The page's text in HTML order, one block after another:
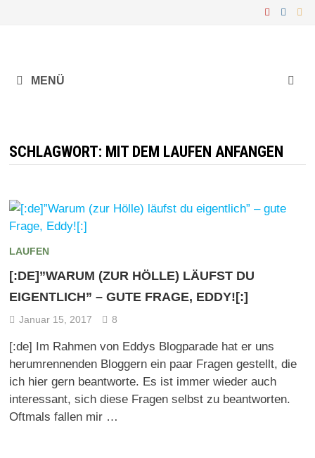
MENÜ
SCHLAGWORT: MIT DEM LAUFEN ANFANGEN
LAUFEN
[:DE]”WARUM (ZUR HÖLLE) LÄUFST DU
EIGENTLICH” – GUTE FRAGE, EDDY![:]
Januar 15, 2017 8
[:de] Im Rahmen von Eddys Blogparade hat er uns
herumrennenden Bloggern ein paar Fragen gestellt, die
ich hier gern beantworte. Es ist immer wieder auch
interessant, sich diese Fragen selbst zu beantworten.
Oftmals fallen mir …